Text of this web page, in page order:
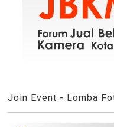
Join Event - Lomba